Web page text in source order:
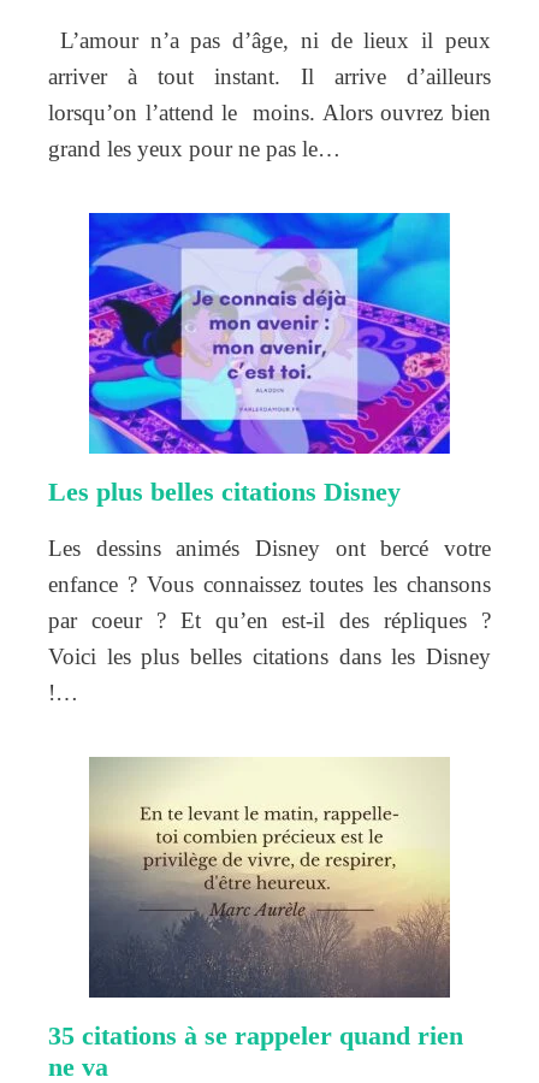
L’amour n’a pas d’âge, ni de lieux il peux
arriver à tout instant. Il arrive d’ailleurs
lorsqu’on l’attend le moins. Alors ouvrez bien
grand les yeux pour ne pas le…
Les plus belles citations Disney
Les dessins animés Disney ont bercé votre
enfance ? Vous connaissez toutes les chansons
par coeur ? Et qu’en est-il des répliques ?
Voici les plus belles citations dans les Disney
!…
35 citations à se rappeler quand rien
ne va